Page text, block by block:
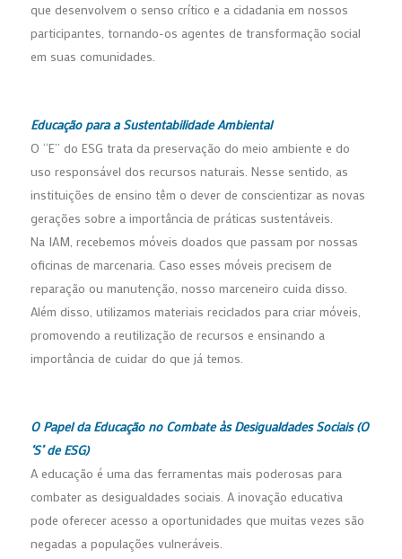
que desenvolvem o senso crítico e a cidadania em nossos
participantes, tornando-os agentes de transformação social
em suas comunidades.
Educação para a Sustentabilidade Ambiental
O “E” do ESG trata da preservação do meio ambiente e do
uso responsável dos recursos naturais. Nesse sentido, as
instituições de ensino têm o dever de conscientizar as novas
gerações sobre a importância de práticas sustentáveis.
Na IAM, recebemos móveis doados que passam por nossas
oficinas de marcenaria. Caso esses móveis precisem de
reparação ou manutenção, nosso marceneiro cuida disso.
Além disso, utilizamos materiais reciclados para criar móveis,
promovendo a reutilização de recursos e ensinando a
importância de cuidar do que já temos.
O Papel da Educação no Combate às Desigualdades Sociais (O
‘S’ de ESG)
A educação é uma das ferramentas mais poderosas para
combater as desigualdades sociais. A inovação educativa
pode oferecer acesso a oportunidades que muitas vezes são
negadas a populações vulneráveis.